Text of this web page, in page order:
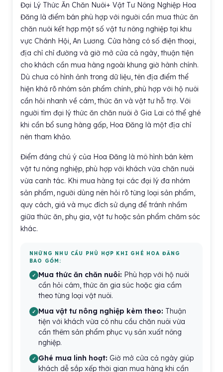
Đại Lý Thức Ăn Chăn Nuôi+ Vật Tư Nông Nghiệp Hoa
Đăng là điểm bán phù hợp với người cần mua thức ăn
chăn nuôi kết hợp một số vật tư nông nghiệp tại khu
vực Chánh Hội, An Lương. Cửa hàng có số điện thoại,
địa chỉ chỉ đường và giờ mở cửa cả ngày, thuận tiện
cho khách cần mua hàng ngoài khung giờ hành chính.
Dù chưa có hình ảnh trong dữ liệu, tên địa điểm thể
hiện khá rõ nhóm sản phẩm chính, phù hợp với hộ nuôi
cần hỏi nhanh về cám, thức ăn và vật tư hỗ trợ. Với
người tìm đại lý thức ăn chăn nuôi ở Gia Lai có thể ghé
khi cần bổ sung hàng gấp, Hoa Đăng là một địa chỉ
nên tham khảo.
Điểm đáng chú ý của Hoa Đăng là mô hình bán kèm
vật tư nông nghiệp, phù hợp với khách vừa chăn nuôi
vừa canh tác. Khi mua hàng tại các đại lý đa nhóm
sản phẩm, người dùng nên hỏi rõ từng loại sản phẩm,
quy cách, giá và mục đích sử dụng để tránh nhầm
giữa thức ăn, phụ gia, vật tư hoặc sản phẩm chăm sóc
khác.
NHỮNG NHU CẦU PHÙ HỢP KHI GHÉ HOA ĐĂNG
BAO GỒM:
Mua thức ăn chăn nuôi: Phù hợp với hộ nuôi
cần hỏi cám, thức ăn gia súc hoặc gia cầm
theo từng loại vật nuôi.
Mua vật tư nông nghiệp kèm theo: Thuận
tiện với khách vừa có nhu cầu chăn nuôi vừa
cần thêm sản phẩm phục vụ sản xuất nông
nghiệp.
Ghé mua linh hoạt: Giờ mở cửa cả ngày giúp
khách dễ sắp xếp thời gian mua hàng khi cần